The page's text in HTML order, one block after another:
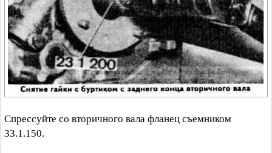
Спрессуйте со вторичного вала фланец съемником
33.1.150.